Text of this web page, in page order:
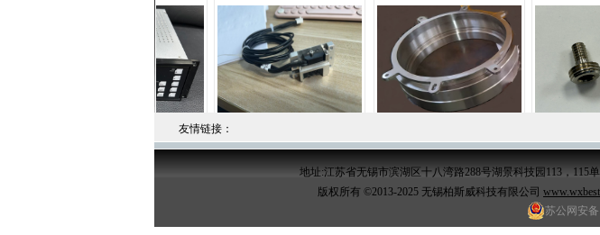
友情链接：
地址:江苏省无锡市滨湖区十八湾路288号湖景科技园113，115
版权所有 ©2013-2025 无锡柏斯威科技有限公司
苏公网安